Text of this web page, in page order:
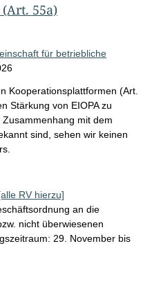
55a)
für betriebliche
Kooperationsplattformen (Art.
Stärkung von EIOPA zu
mit dem
sind, sehen wir keinen
RV hierzu]
an die
nicht überwiesenen
29. November bis